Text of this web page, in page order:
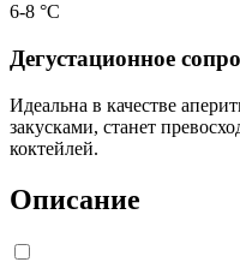
6-8 °С
Дегустационное
Идеальна в качестве
закусками, станет
коктейлей.
Описание